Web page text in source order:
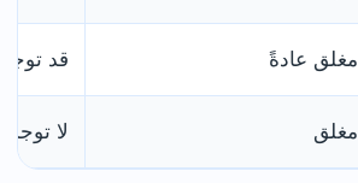
مغلق عادةً قد
مغلق لا توجد